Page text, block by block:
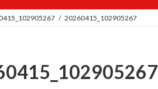
20260415_102905267